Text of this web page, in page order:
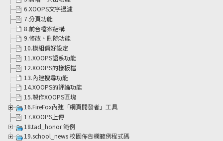
6.XOOPS文字過濾
7.分頁功能
8.前台檔案結構
9.修改、刪除功能
10.模組偏好設定
11.XOOPS語系功能
12.XOOPS的樣板檔
13.內建搜尋功能
14.XOOPS的評論功能
15.製作XOOPS區塊
16.FireFox內建「網頁開發者」工具
17.XOOPS上傳
18.tad_honor 範例
19.school_news 校園佈告欄範例程式碼